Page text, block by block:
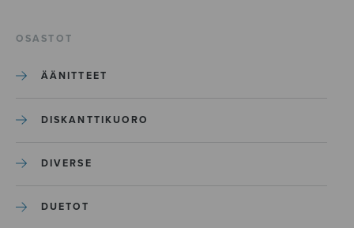
OSASTOT
ÄÄNITTEET
DISKANTTIKUORO
DIVERSE
DUETOT